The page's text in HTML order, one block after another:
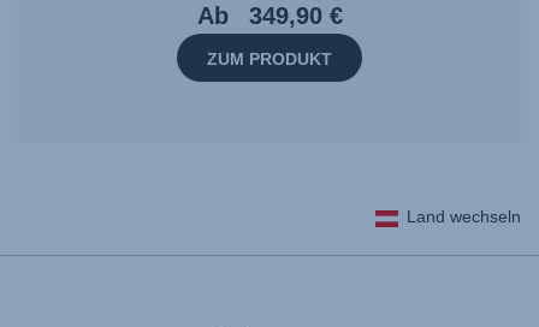
Ab 349,90 €
ZUM PRODUKT
Land wechseln